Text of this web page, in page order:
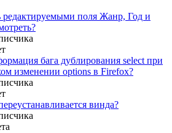
редактируемыми поля Жанр, Год и
бага дублирования select при
изменении options в Firefox?
винда?